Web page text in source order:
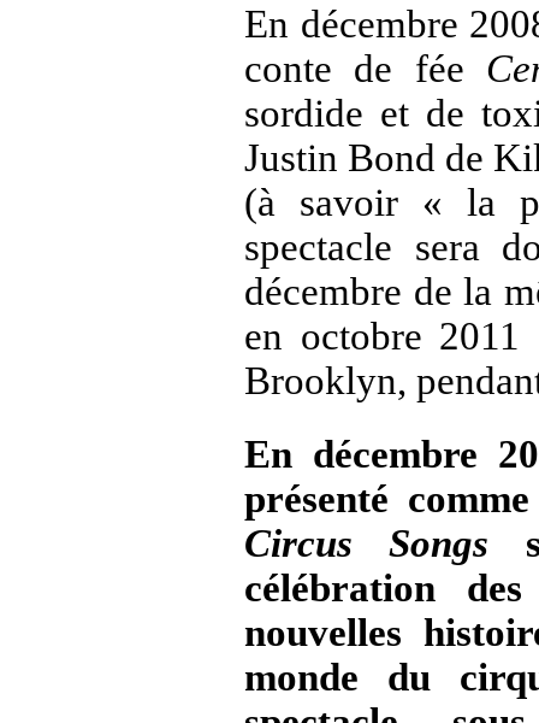
En décembre
conte de fée
sordide et de
Justin Bond de
(à savoir « la
spectacle sera
décembre de la
en octobre
Brooklyn,
En décembre
présenté
Circus Songs
célébration
nouvelles
monde du